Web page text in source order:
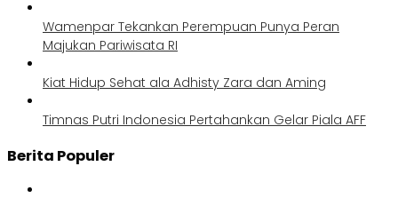
Wamenpar Tekankan Perempuan Punya Peran
Majukan Pariwisata RI
Kiat Hidup Sehat ala Adhisty Zara dan Aming
Timnas Putri Indonesia Pertahankan Gelar Piala AFF
Berita Populer